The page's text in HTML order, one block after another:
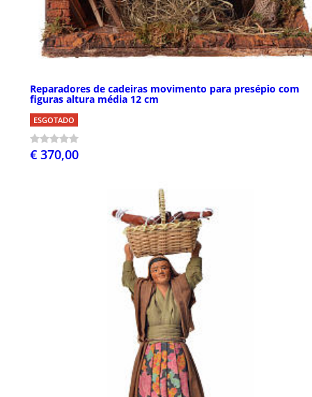
Reparadores de cadeiras movimento para presépio com
figuras altura média 12 cm
ESGOTADO
€ 370,00